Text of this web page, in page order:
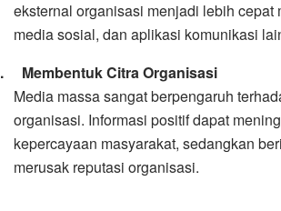
eksternal organisasi menjadi lebih cepat
media sosial, dan aplikasi komunikasi
Membentuk Citra Organisasi
Media massa sangat berpengaruh
organisasi. Informasi positif dapat
kepercayaan masyarakat, sedangkan
merusak reputasi organisasi.